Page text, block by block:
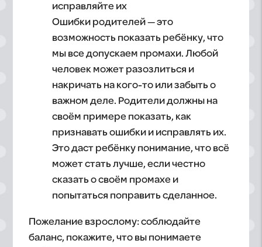
исправляйте их
Ошибки родителей — это
возможность показать ребёнку, что
мы все допускаем промахи. Любой
человек может разозлиться и
накричать на кого-то или забыть о
важном деле. Родители должны на
своём примере показать, как
признавать ошибки и исправлять их.
Это даст ребёнку понимание, что всё
может стать лучше, если честно
сказать о своём промахе и
попытаться поправить сделанное.
Пожелание взрослому: соблюдайте
баланс, покажите, что вы понимаете